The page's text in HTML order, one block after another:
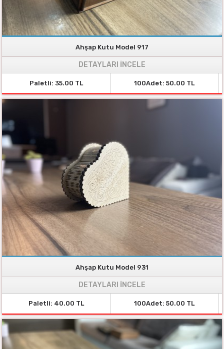
Ahşap Kutu Model 917
DETAYLARI İNCELE
Paletli: 35.00 TL 100Adet: 50.00 TL
Ahşap Kutu Model 931
DETAYLARI İNCELE
Paletli: 40.00 TL 100Adet: 50.00 TL